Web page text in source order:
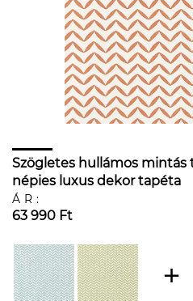
Szögletes hullámos mintás
népies luxus dekor tapéta
ÁR:
63 990 Ft